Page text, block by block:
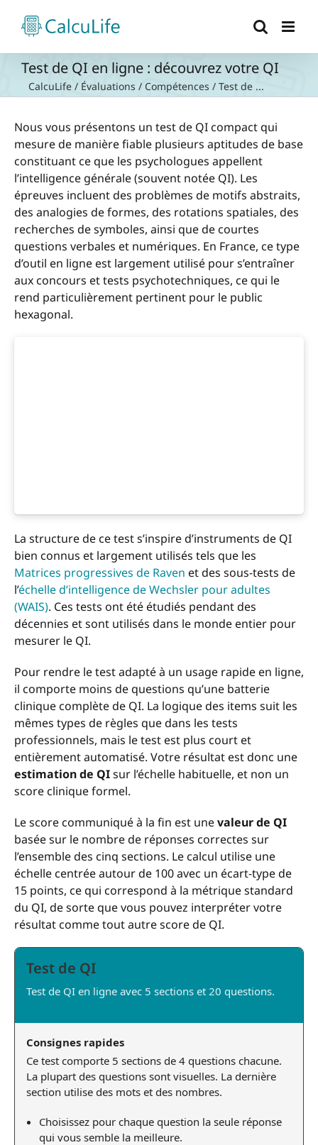
contenu
Test de QI en ligne : découvrez votre QI
CalcuLife / Évaluations / Compétences / Test de ...
Nous vous présentons un test de QI compact qui
mesure de manière fiable plusieurs aptitudes de base
constituant ce que les psychologues appellent
l’intelligence générale (souvent notée QI). Les
épreuves incluent des problèmes de motifs abstraits,
des analogies de formes, des rotations spatiales, des
recherches de symboles, ainsi que de courtes
questions verbales et numériques. En France, ce type
d’outil en ligne est largement utilisé pour s’entraîner
aux concours et tests psychotechniques, ce qui le
rend particulièrement pertinent pour le public
hexagonal.
La structure de ce test s’inspire d’instruments de QI
bien connus et largement utilisés tels que les
Matrices progressives de Raven et des sous-tests de
l’échelle d’intelligence de Wechsler pour adultes
(WAIS). Ces tests ont été étudiés pendant des
décennies et sont utilisés dans le monde entier pour
mesurer le QI.
Pour rendre le test adapté à un usage rapide en ligne,
il comporte moins de questions qu’une batterie
clinique complète de QI. La logique des items suit les
mêmes types de règles que dans les tests
professionnels, mais le test est plus court et
entièrement automatisé. Votre résultat est donc une
estimation de QIsur l’échelle habituelle, et non un
score clinique formel.
Le score communiqué à la fin est unevaleur de QI
basée sur le nombre de réponses correctes sur
l’ensemble des cinq sections. Le calcul utilise une
échelle centrée autour de 100 avec un écart-type de
15 points, ce qui correspond à la métrique standard
du QI, de sorte que vous pouvez interpréter votre
résultat comme tout autre score de QI.
Test de QI
Test de QI en ligne avec 5 sections et 20 questions.
Consignes rapides
Ce test comporte 5 sections de 4 questions chacune.
La plupart des questions sont visuelles. La dernière
section utilise des mots et des nombres.
Choisissez pour chaque question la seule réponse
qui vous semble la meilleure.